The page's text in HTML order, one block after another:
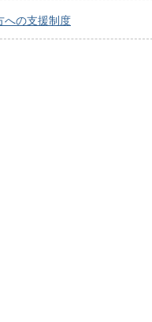
への支援制度